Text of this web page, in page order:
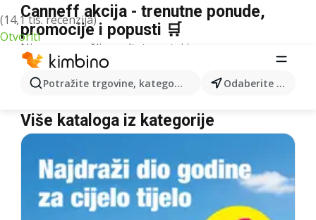
(14,1 tis. recenzija)
Otvoriti
Potražite trgovine, kategorije, proizvode... Odaberite grad
Canneff akcija - trenutne ponude,
promocije i popusti 🛒
Nismo pronašli rezultate za taj izraz.
Canneff u akciji - Gdje kupiti?
Bipa Müller Canneff
Više kataloga iz kategorije